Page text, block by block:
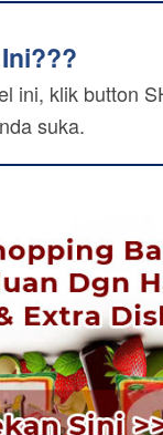
ini, klik button
suka.